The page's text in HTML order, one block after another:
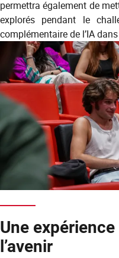
permettra également de
explorés pendant le
complémentaire de l’IA
Une
l’avenir